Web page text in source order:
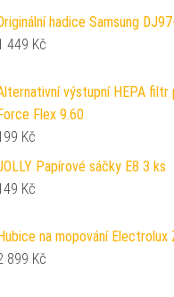
hadice Samsung
449 Kč
výstupní HEPA filtr
Force Flex 9.60
Kč
Papírové sáčky E8 3 ks
Kč
Hubice na mopování Electrolux
899 Kč